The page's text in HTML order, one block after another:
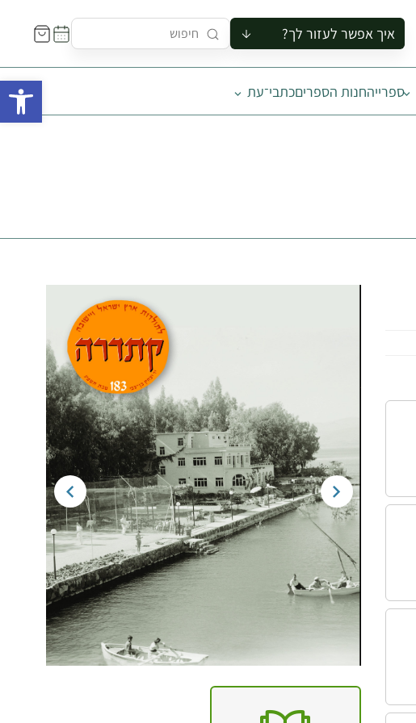
איך אפשר לעזור לך?
להזמין סיור לקבוצה
להירשם לסיור
להירשם לקורס
ספרייהחנות הספריםכתבי־עת
9%
הנחה